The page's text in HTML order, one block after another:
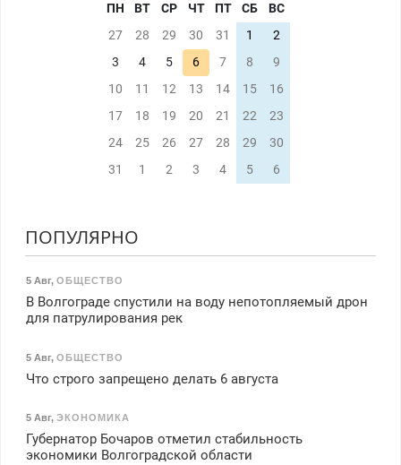
ПН
ВТ СР ЧТ ПТ СБ
ВС
27
28 29 30 31 1
2
3
4 5 6 7 8
9
10
11 12 13 14 15
16
17
18 19 20 21 22
23
24
25 26 27 28 29
30
31
1 2 3 4 5 6
ПОПУЛЯРНО
5 Авг, ОБЩЕСТВО
В Волгограде спустили на воду непотопляемый дрон
для патрулирования рек
5 Авг, ОБЩЕСТВО
Что строго запрещено делать 6 августа
5 Авг, ЭКОНОМИКА
Губернатор Бочаров отметил стабильность
экономики Волгоградской области